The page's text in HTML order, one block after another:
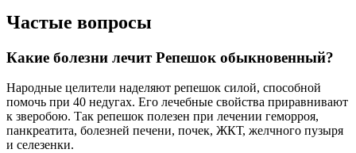
Частые вопросы
Какие болезни лечит Репешок обыкновенный?
Народные целители наделяют репешок силой, способной
помочь при 40 недугах. Его лечебные свойства приравнивают
к зверобою. Так репешок полезен при лечении геморроя,
панкреатита, болезней печени, почек, ЖКТ, желчного пузыря
и селезенки.